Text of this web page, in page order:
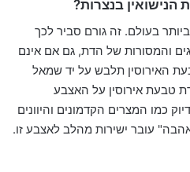
הנישואין בנצרות?
בעולם. זה גורם סביר לכך
והמסורות של הדת, גם אם אינם
האירוסין תלבש על יד שמאל
טבעת אירוסין על האצבע
כמו המצרים הקדמונים והיוונים
עובר ישירות מהלב לאצבע זו.